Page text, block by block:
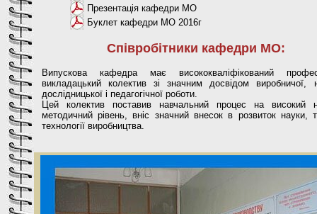
Презентація кафедри МО
Буклет кафедри МО 2016г
Співробітники кафедри МО:
Випускова кафедра має висококваліфікований
викладацький колектив зі значним досвідом виробничої,
дослідницької і педагогічної роботи.
Цей колектив поставив навчальний процес на високий
методичний рівень, вніс значний внесок в розвиток науки,
технології виробництва.